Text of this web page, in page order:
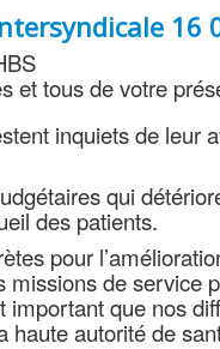
16
et tous de votre
inquiets de leur
qui
des patients.
pour
missions de service
important que nos
haute autorité de